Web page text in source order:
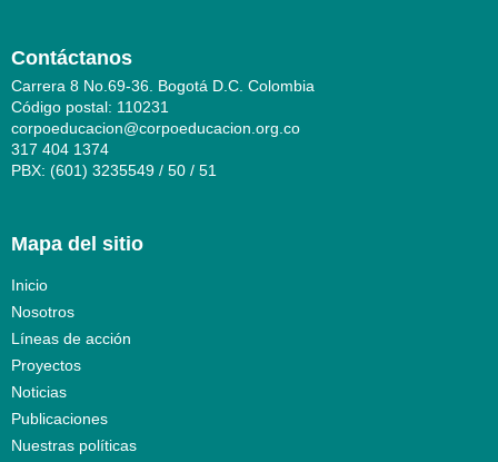
Contáctanos
Carrera 8 No.69-36. Bogotá D.C. Colombia
Código postal: 110231
corpoeducacion@corpoeducacion.org.co
317 404 1374
PBX: (601) 3235549 / 50 / 51
Mapa del sitio
Inicio
Nosotros
Líneas de acción
Proyectos
Noticias
Publicaciones
Nuestras políticas